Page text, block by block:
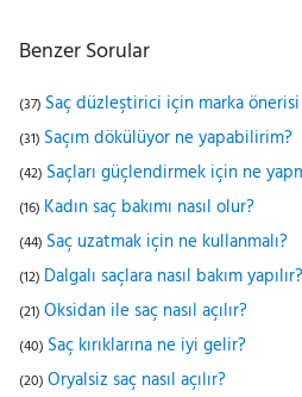
Benzer Sorular
(37) Saç düzleştirici için marka önerisi
(31) Saçım dökülüyor ne yapabilirim?
(42) Saçları güçlendirmek için ne
(16) Kadın saç bakımı nasıl olur?
(44) Saç uzatmak için ne kullanmalı?
(12) Dalgalı saçlara nasıl bakım yapılır?
(21) Oksidan ile saç nasıl açılır?
(40) Saç kırıklarına ne iyi gelir?
(20) Oryalsiz saç nasıl açılır?